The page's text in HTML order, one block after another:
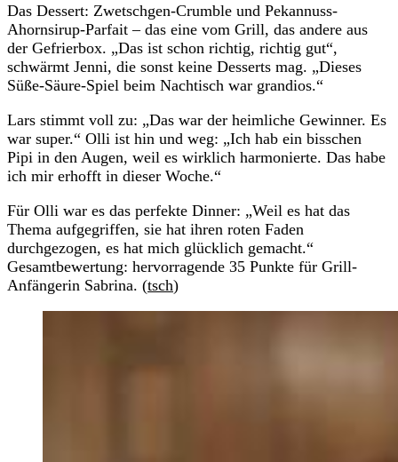
Das Dessert: Zwetschgen-Crumble und Pekannuss-
Ahornsirup-Parfait – das eine vom Grill, das andere aus
der Gefrierbox. „Das ist schon richtig, richtig gut“,
schwärmt Jenni, die sonst keine Desserts mag. „Dieses
Süße-Säure-Spiel beim Nachtisch war grandios.“
Lars stimmt voll zu: „Das war der heimliche Gewinner. Es
war super.“ Olli ist hin und weg: „Ich hab ein bisschen
Pipi in den Augen, weil es wirklich harmonierte. Das habe
ich mir erhofft in dieser Woche.“
Für Olli war es das perfekte Dinner: „Weil es hat das
Thema aufgegriffen, sie hat ihren roten Faden
durchgezogen, es hat mich glücklich gemacht.“
Gesamtbewertung: hervorragende 35 Punkte für Grill-
Anfängerin Sabrina. (tsch)